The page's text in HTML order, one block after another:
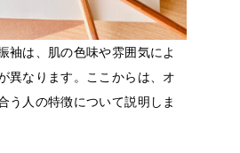
袖は、肌の色味や雰囲気によ
異なります。ここからは、オ
う人の特徴について説明しま